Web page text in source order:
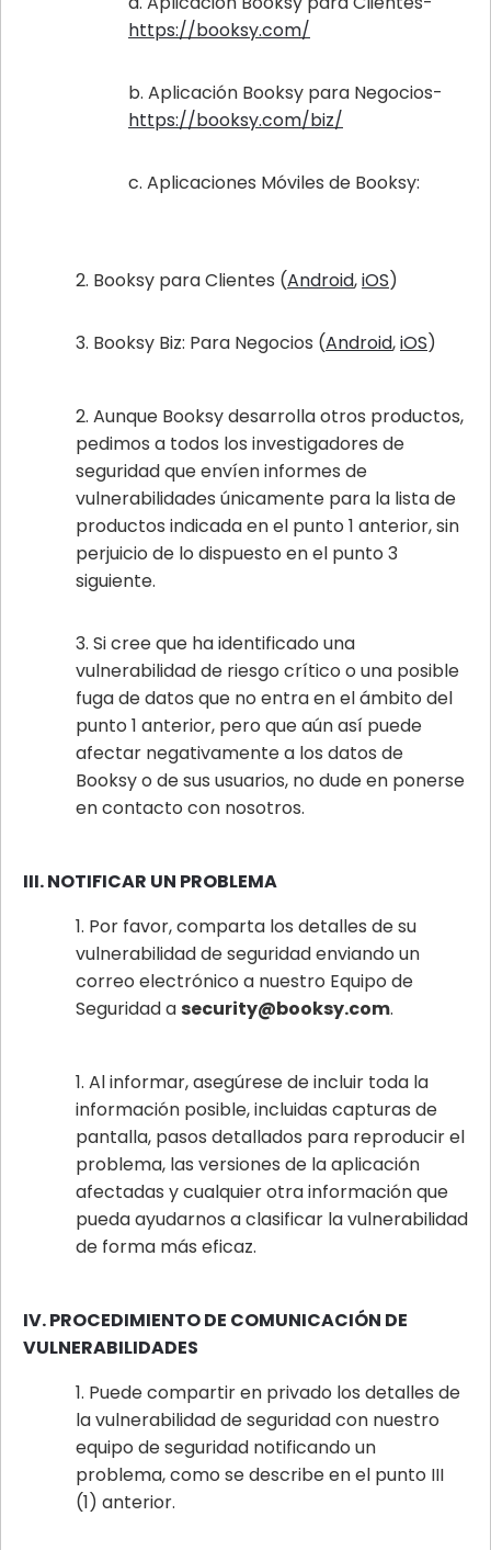
https://booksy.com/
Aplicación Booksy para Negocios-
https://booksy.com/biz/
Aplicaciones Móviles de Booksy:
Booksy para Clientes (Android,iOS)
Booksy Biz: Para Negocios (Android,iOS)
Aunque Booksy desarrolla otros productos,
pedimos a todos los investigadores de
seguridad que envíen informes de
vulnerabilidades únicamente para la lista de
productos indicada en el punto 1 anterior, sin
perjuicio de lo dispuesto en el punto 3
siguiente.
Si cree que ha identificado una
vulnerabilidad de riesgo crítico o una posible
fuga de datos que no entra en el ámbito del
punto 1 anterior, pero que aún así puede
afectar negativamente a los datos de
Booksy o de sus usuarios, no dude en ponerse
en contacto con nosotros.
III. NOTIFICAR UN PROBLEMA
Por favor, comparta los detalles de su
vulnerabilidad de seguridad enviando un
correo electrónico a nuestro Equipo de
Seguridad asecurity@booksy.com.
Al informar, asegúrese de incluir toda la
información posible, incluidas capturas de
pantalla, pasos detallados para reproducir el
problema, las versiones de la aplicación
afectadas y cualquier otra información que
pueda ayudarnos a clasificar la vulnerabilidad
de forma más eficaz.
IV. PROCEDIMIENTO DE COMUNICACIÓN DE
VULNERABILIDADES
Puede compartir en privado los detalles de
la vulnerabilidad de seguridad con nuestro
equipo de seguridad notificando un
problema, como se describe en el punto III
(1) anterior.